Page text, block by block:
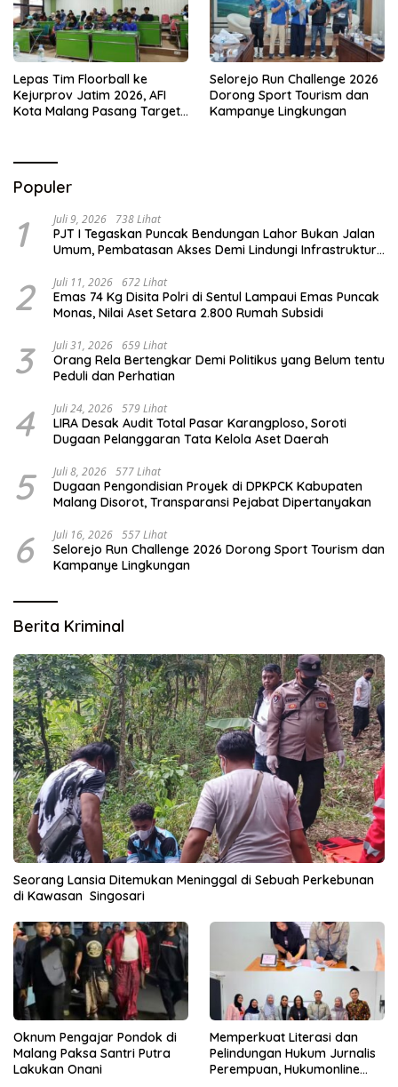
Lepas Tim Floorball ke
Kejurprov Jatim 2026, AFI
Kota Malang Pasang Target
Selorejo Run Challenge 2026
Dorong Sport Tourism dan
Kampanye Lingkungan
Populer
1 Juli 9, 2026 738 Lihat
PJT I Tegaskan Puncak Bendungan Lahor Bukan Jalan
Umum, Pembatasan Akses Demi Lindungi Infrastruktur
2 Juli 11, 2026 672 Lihat
Emas 74 Kg Disita Polri di Sentul Lampaui Emas Puncak
Monas, Nilai Aset Setara 2.800 Rumah Subsidi
3 Juli 31, 2026 659 Lihat
Orang Rela Bertengkar Demi Politikus yang Belum tentu
Peduli dan Perhatian
4 Juli 24, 2026 579 Lihat
LIRA Desak Audit Total Pasar Karangploso, Soroti
Dugaan Pelanggaran Tata Kelola Aset Daerah
5 Juli 8, 2026 577 Lihat
Dugaan Pengondisian Proyek di DPKPCK Kabupaten
Malang Disorot, Transparansi Pejabat Dipertanyakan
6 Juli 16, 2026 557 Lihat
Selorejo Run Challenge 2026 Dorong Sport Tourism dan
Kampanye Lingkungan
Berita Kriminal
Seorang Lansia Ditemukan Meninggal di Sebuah Perkebunan
di Kawasan Singosari
Oknum Pengajar Pondok di
Malang Paksa Santri Putra
Lakukan Onani
Memperkuat Literasi dan
Pelindungan Hukum Jurnalis
Perempuan, Hukumonline